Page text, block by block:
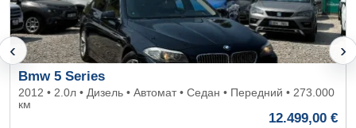
‹ ›
Bmw 5 Series
2012 • 2.0л • Дизель • Автомат • Седан • Передний • 273.000
км
12.499,00 €